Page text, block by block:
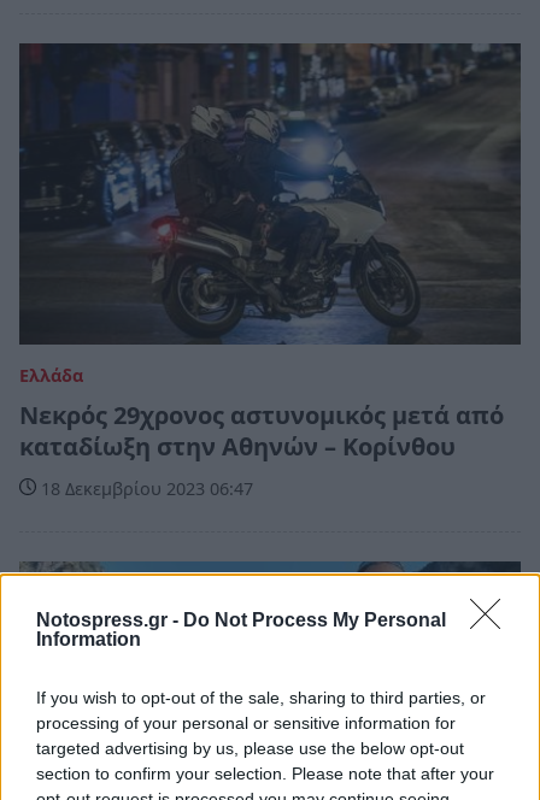
Notospress.gr - Do Not Process My Personal
Information
If you wish to opt-out of the sale, sharing to third parties, or
processing of your personal or sensitive information for
targeted advertising by us, please use the below opt-out
section to confirm your selection. Please note that after your
Ελλάδα
Νεκρός 29χρονος αστυνομικός μετά από
καταδίωξη στην Αθηνών – Κορίνθου
18 Δεκεμβρίου 2023 06:47